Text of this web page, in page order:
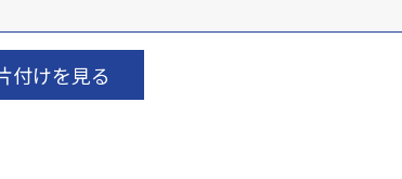
付けを見る